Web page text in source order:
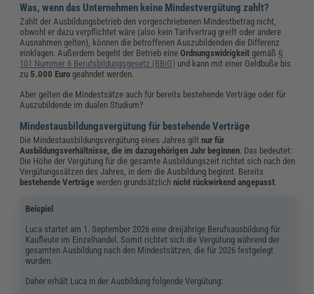
Was, wenn das Unternehmen keine Mindestvergütung zahlt?
Zahlt der Ausbildungsbetrieb den vorgeschriebenen Mindestbetrag nicht,
obwohl er dazu verpflichtet wäre (also kein Tarifvertrag greift oder andere
Ausnahmen gelten), können die betroffenen Auszubildenden die Differenz
einklagen. Außerdem begeht der Betrieb eineOrdnungswidrigkeit gemäß §
101 Nummer 6 Berufsbildungsgesetz (BBiG) und kann mit einer Geldbuße bis
zu 5.000 Euro geahndet werden.
Aber gelten die Mindestsätze auch für bereits bestehende Verträge oder für
Auszubildende im dualen Studium?
Mindestausbildungsvergütung für bestehende Verträge
Die Mindestausbildungsvergütung eines Jahres giltnur für
Ausbildungsverhältnisse, die im dazugehörigen Jahr beginnen . Das bedeutet:
Die Höhe der Vergütung für die gesamte Ausbildungszeit richtet sich nach den
Vergütungssätzen des Jahres, in dem die Ausbildung beginnt. Bereits
bestehende Verträge werden grundsätzlichnicht rückwirkend angepasst
Beispiel
Luca startet am 1. September 2026 eine dreijährige Berufsausbildung für
Kaufleute im Einzelhandel. Somit richtet sich die Vergütung während der
gesamten Ausbildung nach den Mindestsätzen, die für 2026 festgelegt
wurden.
Daher erhält Luca in der Ausbildung folgende Vergütung: